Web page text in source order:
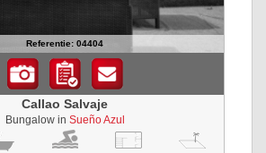
Referentie: 04404
Callao Salvaje
Bungalow in Sueño Azul